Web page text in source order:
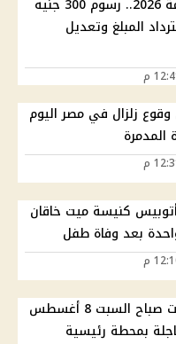
المبلغ وتعديل
وقوع زلزال في مصر اليوم
كنيسة ميت خاقان
بعد وفاة طفل
انقطاع المياه 3 ساعات صباح السبت 8 أغسطس
بمحطة رئيسية